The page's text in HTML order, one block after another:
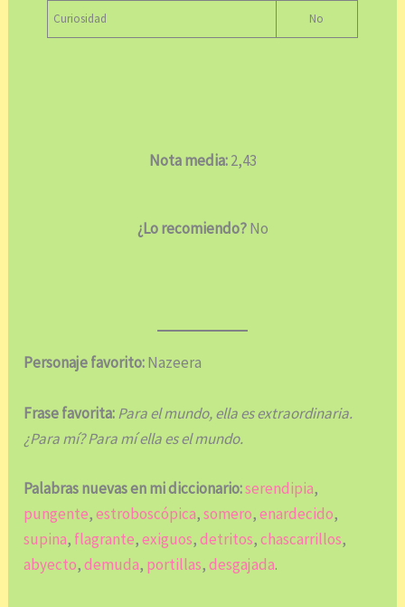
Curiosidad No
Nota media:2,43
¿Lo recomiendo?No
Personaje favorito:Nazeera
Frase favorita:Para el mundo, ella es extraordinaria.
¿Para mí? Para mí ella es el mundo.
Palabras nuevas en mi diccionario:serendipia,
pungente,estroboscópica,somero,enardecido,
supina, flagrante,exiguos,detritos,chascarrillos,
abyecto,demuda, portillas,desgajada.